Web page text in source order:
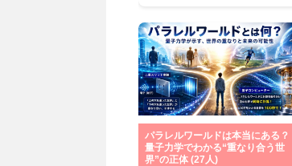
パラレルワールドは本当にある？
量子力学でわかる“重なり合う世
界”の正体 (27人)